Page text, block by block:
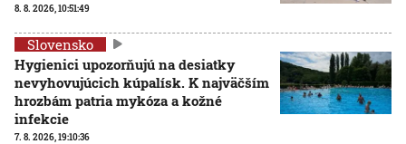
8. 8. 2026, 10:51:49
Slovensko
Hygienici upozorňujú na desiatky
nevyhovujúcich kúpalísk. K najväčším
hrozbám patria mykóza a kožné
infekcie
7. 8. 2026, 19:10:36